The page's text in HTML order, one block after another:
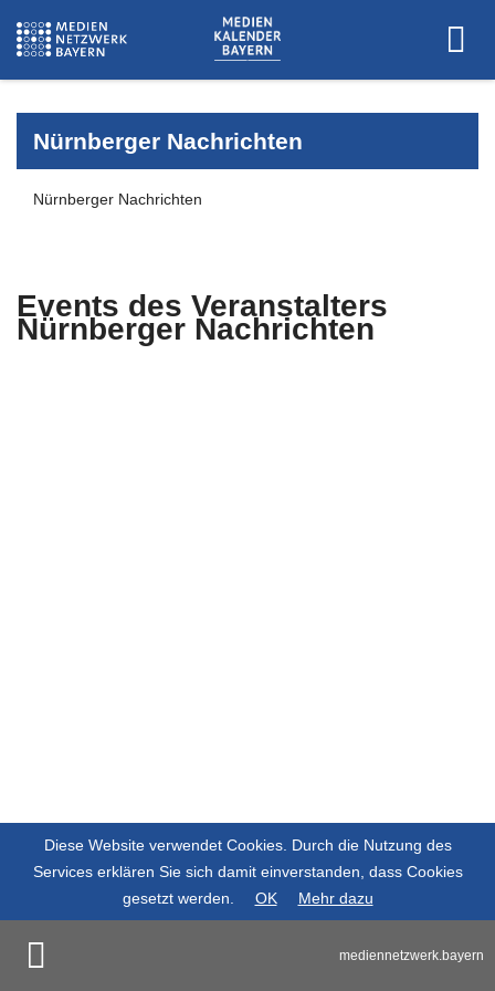
Nürnberger Nachrichten
Nürnberger Nachrichten
Events des Veranstalters
Nürnberger Nachrichten
mediennetzwerk.bayern
Diese Website verwendet Cookies. Durch die Nutzung des
Services erklären Sie sich damit einverstanden, dass Cookies
gesetzt werden.
OK Mehr dazu